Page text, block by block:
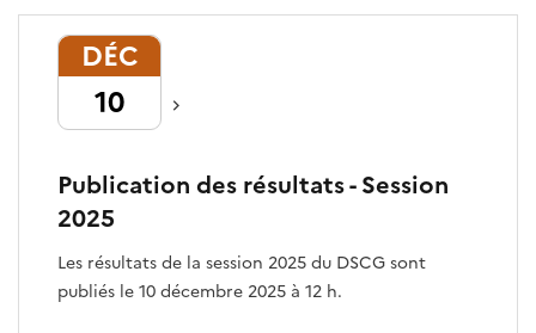
Publication des résultats - Session
2025
Les résultats de la session 2025 du DSCG sont
publiés le 10 décembre 2025 à 12 h.
DÉC
10